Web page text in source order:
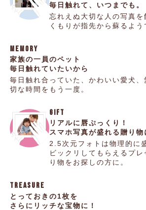
毎日触れて、いつまでも。
忘れえぬ大切な人の写真を
くもりが指先から蘇るよう
MEMORY
家族の一員のペット
毎日触れていたいから
毎日触れ合っていた、かわいい愛犬、
切な時間をもう一度。
GIFT
リアルに唇ぷっくり！
スマホ写真が盛れる贈り物
2.5次元フォトは物理的に
ビックリしてもらえるプ
り物をお探しの方に。
TREASURE
とっておきの1枚を
さらにリッチな宝物に！